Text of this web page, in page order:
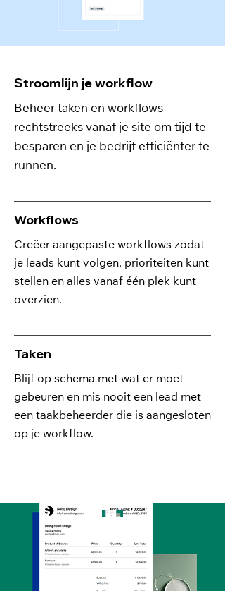
Stroomlijn je workflow
Beheer taken en workflows
rechtstreeks vanaf je site om tijd te
besparen en je bedrijf efficiënter te
runnen.
Workflows
Creëer aangepaste workflows zodat
je leads kunt volgen, prioriteiten kunt
stellen en alles vanaf één plek kunt
overzien.
Taken
Blijf op schema met wat er moet
gebeuren en mis nooit een lead met
een taakbeheerder die is aangesloten
op je workflow.